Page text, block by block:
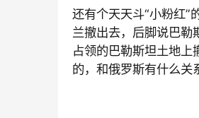
还有个天天斗“小粉红”
兰撤出去，后脚说巴勒
占领的巴勒斯坦土地
的，和俄罗斯有什么关